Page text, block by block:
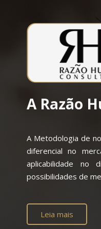
A Razão
A Metodologia de
diferencial no
aplicabilidade
possibilidades de
Leia mais
“Espero
vivencial
muitos
entre os
pessoas.
diferente e
achava
minhas
mais todos
Cristhiane
Correia